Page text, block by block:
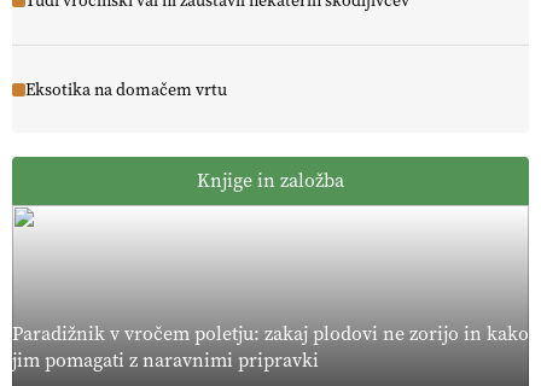
Eksotika na domačem vrtu
Knjige in založba
Paradižnik v vročem poletju: zakaj plodovi ne zorijo in kako
jim pomagati z naravnimi pripravki